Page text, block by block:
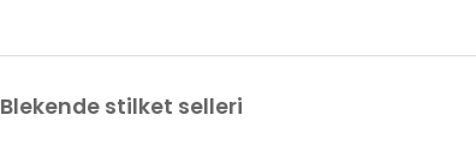
Blekende stilket selleri